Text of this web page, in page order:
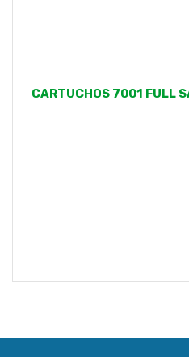
CARTUCHOS 7001 FULL